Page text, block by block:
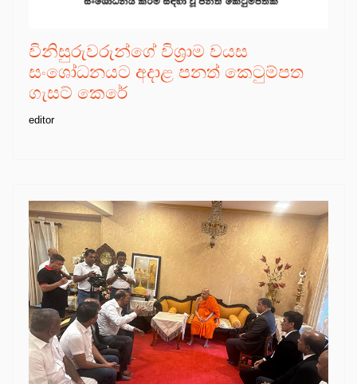
විනිසුරුවරුන්ගේ විශ්‍රාම වයස
සංශෝධනයට අදාළ පනත් කෙටුම්පත
ගැසට් කෙරේ
editor